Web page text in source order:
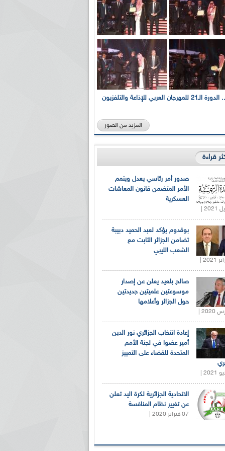
بالصور... الدورة الـ21 للمهرجان العربي للإذاعة والتلفزيون
المزيد من الصور
قراءة
صدور أمر رئاسي يعدل ويتمم
الأمر المتضمن قانون المعاشات
العسكرية
بوقدوم يؤكد لعبد الحميد دبيبة
تضامن الجزائر الثابت مع
الشعب الليبي
صالح بلعيد يعلن عن إصدار
موسوعتين علميتين جديدتين
حول الجزائر وأعلامها
إعادة انتخاب الجزائري نور الدين
أمير عضوا في لجنة الأمم
المتحدة للقضاء على التمييز
الاتحادية الجزائرية لكرة اليد تعلن
عن تغيير نظام المنافسة
07 فبراير 2020 |